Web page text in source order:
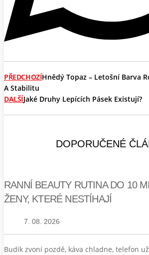
PŘEDCHOZÍHnědý Topaz – Letošní Barva
A Stabilitu
DALŠÍJaké Druhy Lepících Pásek Existují?
DOPORUČENÉ
RANNÍ BEAUTY RUTINA DO 10
ŽENY, KTERÉ NESTÍHAJÍ
7. 08. 2026
Budík zvoní pozdě, káva chladne, telefon